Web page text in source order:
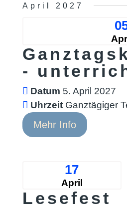
April 2027
-
Datum 5. April 2027
Uhrzeit Ganztägiger
Mehr Info
17
April
Lesefest